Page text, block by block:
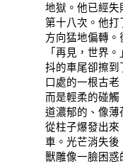
地獄。他已經
第十八次。他打
方向猛地偏轉。
「再見，世界
抖的車尾卻擦
口處的一根古老
而是輕柔的碰觸
道濃郁的、像薄
從柱子爆發出來
車。光芒消失後
獸雕像一臉困惑